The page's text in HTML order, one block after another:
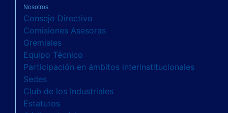
Nosotros
Consejo Directivo
Comisiones Asesoras
Gremiales
Equipo Técnico
Participación en ámbitos interinstitucionales
Sedes
Club de los Industriales
Estatutos